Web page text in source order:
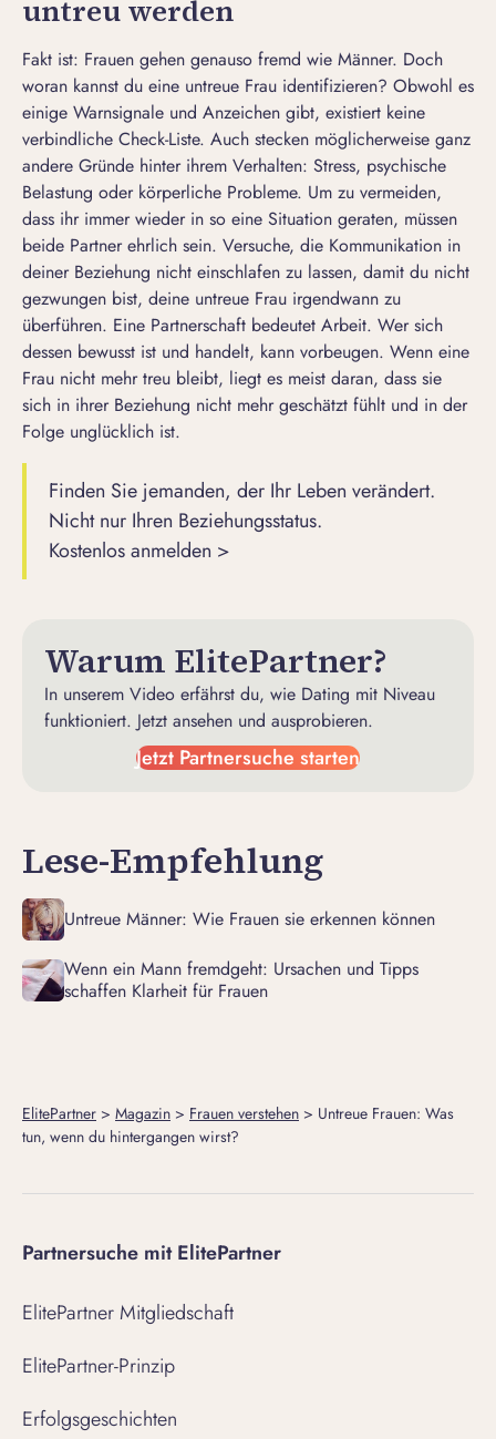
untreu werden
Fakt ist: Frauen gehen genauso fremd wie Männer. Doch
woran kannst du eine untreue Frau identifizieren? Obwohl es
einige Warnsignale und Anzeichen gibt, existiert keine
verbindliche Check-Liste. Auch stecken möglicherweise ganz
andere Gründe hinter ihrem Verhalten: Stress, psychische
Belastung oder körperliche Probleme. Um zu vermeiden,
dass ihr immer wieder in so eine Situation geraten, müssen
beide Partner ehrlich sein. Versuche, die Kommunikation in
deiner Beziehung nicht einschlafen zu lassen, damit du nicht
gezwungen bist, deine untreue Frau irgendwann zu
überführen. Eine Partnerschaft bedeutet Arbeit. Wer sich
dessen bewusst ist und handelt, kann vorbeugen. Wenn eine
Frau nicht mehr treu bleibt, liegt es meist daran, dass sie
sich in ihrer Beziehung nicht mehr geschätzt fühlt und in der
Folge unglücklich ist.
Finden Sie jemanden, der Ihr Leben verändert.
Nicht nur Ihren Beziehungsstatus.
Kostenlos anmelden >
Warum ElitePartner?
In unserem Video erfährst du, wie Dating mit Niveau
funktioniert. Jetzt ansehen und ausprobieren.
Jetzt Partnersuche starten
Lese-Empfehlung
Untreue Männer: Wie Frauen sie erkennen können
Wenn ein Mann fremdgeht: Ursachen und Tipps
schaffen Klarheit für Frauen
ElitePartner > Magazin > Frauen verstehen > Untreue Frauen: Was
tun, wenn du hintergangen wirst?
Partnersuche mit ElitePartner
ElitePartner Mitgliedschaft
ElitePartner-Prinzip
Erfolgsgeschichten